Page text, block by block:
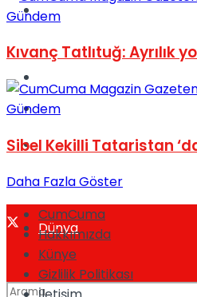
Kadınca
Dünya
Tatil
Podcast
Gündem
Kıvanç Tatlıtuğ: Ayrılık
Gündem
Sibel Kekilli Tataristan
Daha Fazla Göster
CumCuma
Hakkımızda
Künye
Gizlilik Politikası